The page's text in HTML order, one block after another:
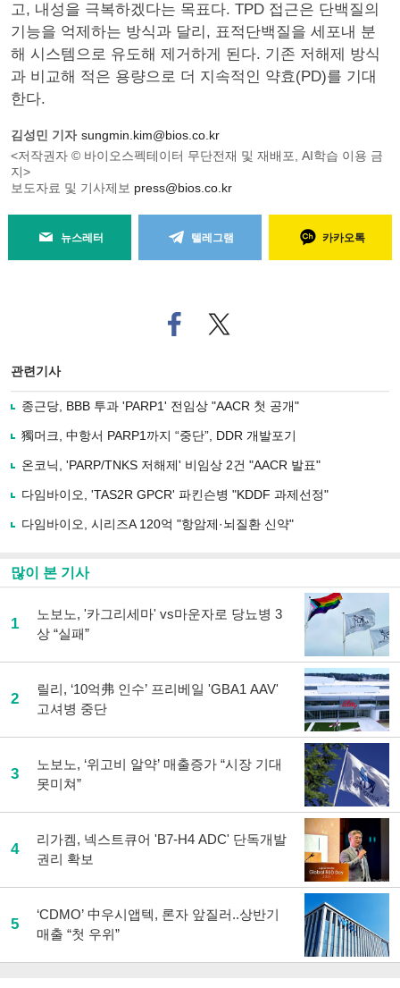
고, 내성을 극복하겠다는 목표다. TPD 접근은 단백질의
기능을 억제하는 방식과 달리, 표적단백질을 세포내 분
해 시스템으로 유도해 제거하게 된다. 기존 저해제 방식
과 비교해 적은 용량으로 더 지속적인 약효(PD)를 기대
한다.
김성민 기자 sungmin.kim@bios.co.kr
<저작권자 © 바이오스펙테이터 무단전재 및 재배포, AI학습 이용 금
지>
보도자료 및 기사제보 press@bios.co.kr
뉴스레터 텔레그램 카카오톡
페
이
로
기
사
유
기
트위
터로
관련기사
종근당, BBB 투과 'PARP1' 전임상 "AACR 첫 공개"
獨머크, 中항서 PARP1까지 “중단”, DDR 개발포기
온코닉, 'PARP/TNKS 저해제' 비임상 2건 "AACR 발표"
다임바이오, 'TAS2R GPCR' 파킨슨병 "KDDF 과제선정"
다임바이오, 시리즈A 120억 "항암제·뇌질환 신약"
많이 본 기사
1
노보노, '카그리세마' vs마운자로 당뇨병 3
상 “실패”
2
릴리, ‘10억弗 인수’ 프리베일 'GBA1 AAV'
고셔병 중단
3
노보노, ‘위고비 알약’ 매출증가 “시장 기대
못미쳐”
4
리가켐, 넥스트큐어 'B7-H4 ADC' 단독개발
권리 확보
5
‘CDMO’ 中우시앱텍, 론자 앞질러..상반기
매출 “첫 우위”